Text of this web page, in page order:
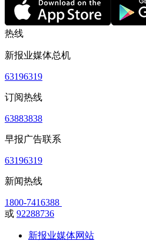
热线
新报业媒体总机
63196319
订阅热线
63883838
早报广告联系
63196319
新闻热线
1800-7416388
或 92288736
新报业媒体网站